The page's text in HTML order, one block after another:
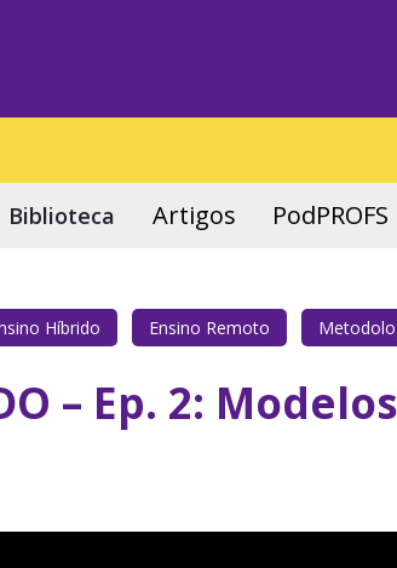
Biblioteca Artigos PodPROFS
Híbrido Ensino Remoto
– Ep. 2: